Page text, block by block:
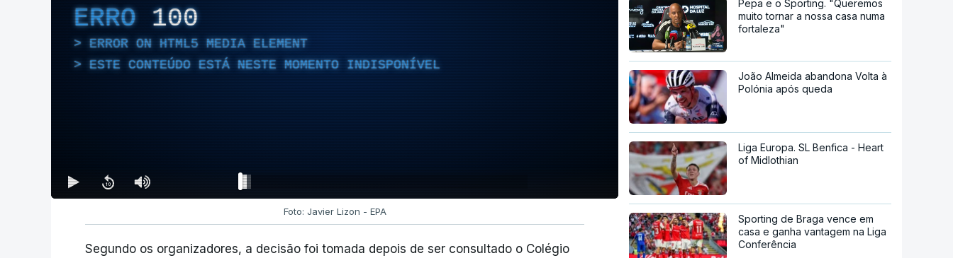
ERRO 100
ERROR ON HTML5 MEDIA ELEMENT
ESTE CONTEÚDO ESTÁ NESTE MOMENTO INDISPONÍVEL
Foto: Javier Lizon - EPA
Segundo os organizadores, a decisão foi tomada depois de ser consultado o Colégio
Pepa e o Sporting. "Queremos
muito tornar a nossa casa numa
fortaleza"
João Almeida abandona Volta à
Polónia após queda
Liga Europa. SL Benfica - Heart
of Midlothian
Sporting de Braga vence em
casa e ganha vantagem na Liga
Conferência